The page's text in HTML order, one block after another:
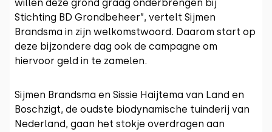
willen deze grond graag onderbrengen bij
Stichting BD Grondbeheer”, vertelt Sijmen
Brandsma in zijn welkomstwoord. Daarom start op
deze bijzondere dag ook de campagne om
hiervoor geld in te zamelen.
Sijmen Brandsma en Sissie Haijtema van Land en
Boschzigt, de oudste biodynamische tuinderij van
Nederland, gaan het stokje overdragen aan